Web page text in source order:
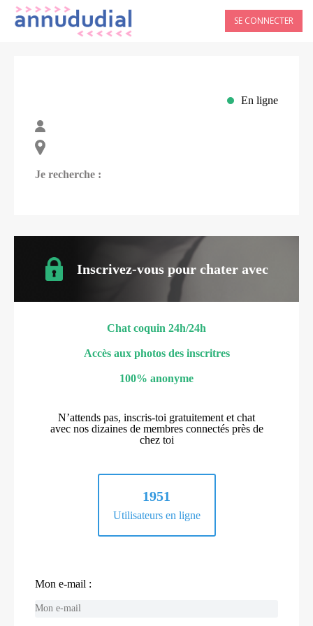
SE CONNECTER
En ligne
Je recherche :
Inscrivez-vous pour chater avec
Chat coquin 24h/24h
Accès aux photos des inscritres
100% anonyme
N’attends pas, inscris-toi gratuitement et chat
avec nos dizaines de membres connectés près de
chez toi
1951
Utilisateurs en ligne
Mon e-mail :